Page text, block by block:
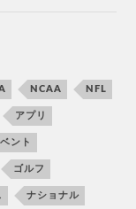
NCAA NFL
アプリ
ント
ゴルフ
ナショナル